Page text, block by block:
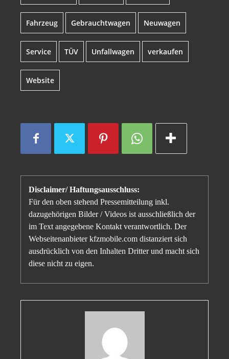
Fahrzeug Gebrauchtwagen Neuwagen
Service TÜV Unfallwagen verkaufen
Website
Disclaimer/ Haftungsausschluss:
Für den oben stehend Pressemitteilung inkl.
dazugehörigen Bilder / Videos ist ausschließlich der
im Text angegebene Kontakt verantwortlich. Der
Webseitenanbieter kfzmobile.com distanziert sich
ausdrücklich von den Inhalten Dritter und macht sich
diese nicht zu eigen.